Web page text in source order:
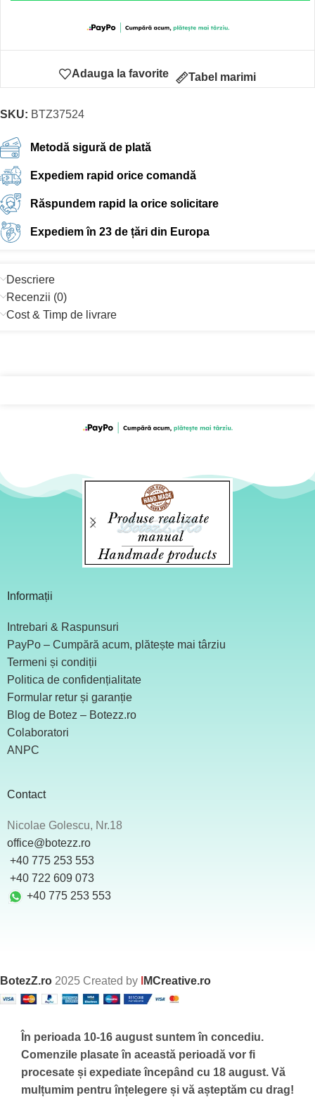
Adauga la favorite Tabel marimi
SKU: BTZ37524
Metodă sigură de plată
Expediem rapid orice comandă
Răspundem rapid la orice solicitare
Expediem în 23 de țări din Europa
Descriere
Recenzii (0)
Cost & Timp de livrare
Informații
Intrebari & Raspunsuri
PayPo – Cumpără acum, plătește mai târziu
Termeni și condiții
Politica de confidențialitate
Formular retur și garanție
Blog de Botez – Botezz.ro
Colaboratori
ANPC
Contact
Nicolae Golescu, Nr.18
office@botezz.ro
+40 775 253 553
‪ +40 722 609 073
+40 775 253 553
BotezZ.ro 2025 Created by MCreative.ro
În perioada 10-16 august suntem în concediu.
Comenzile plasate în această perioadă vor fi
procesate și expediate începând cu 18 august. Vă
mulțumim pentru înțelegere și vă așteptăm cu drag!